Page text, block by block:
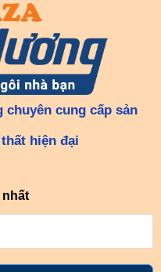
chuyên cung cấp sản
hiện đại
nhất